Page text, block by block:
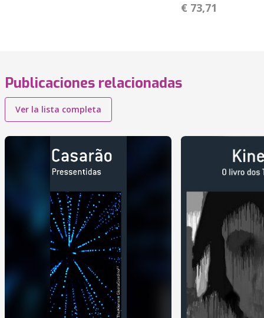
€ 73,71
Publicaciones relacionadas
Ver la lista completa